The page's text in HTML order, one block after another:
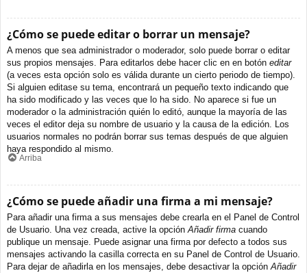
¿Cómo se puede editar o borrar un mensaje?
A menos que sea administrador o moderador, solo puede borrar o editar
sus propios mensajes. Para editarlos debe hacer clic en en botón editar
(a veces esta opción solo es válida durante un cierto periodo de tiempo).
Si alguien editase su tema, encontrará un pequeño texto indicando que
ha sido modificado y las veces que lo ha sido. No aparece si fue un
moderador o la administración quién lo editó, aunque la mayoría de las
veces el editor deja su nombre de usuario y la causa de la edición. Los
usuarios normales no podrán borrar sus temas después de que alguien
haya respondido al mismo.
Arriba
¿Cómo se puede añadir una firma a mi mensaje?
Para añadir una firma a sus mensajes debe crearla en el Panel de Control
de Usuario. Una vez creada, active la opciónAñadir firma cuando
publique un mensaje. Puede asignar una firma por defecto a todos sus
mensajes activando la casilla correcta en su Panel de Control de Usuario.
Para dejar de añadirla en los mensajes, debe desactivar la opciónAñadir